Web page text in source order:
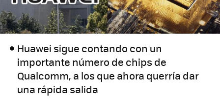
Huawei sigue contando con un
importante número de chips de
Qualcomm, a los que ahora querría dar
una rápida salida